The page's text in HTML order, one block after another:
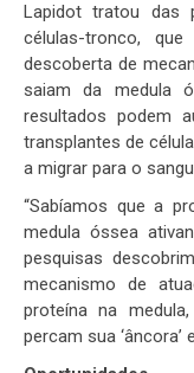
Lapidot tratou das
células-tronco,
descoberta de
saiam da medula
resultados podem
transplantes de
a migrar para o
“Sabíamos que a
medula óssea
pesquisas
mecanismo de
proteína na
percam sua ‘âncora’